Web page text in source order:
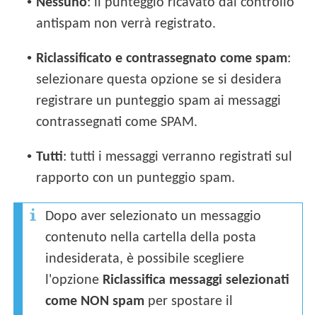
antispam non verrà registrato.
• Riclassificato e contrassegnato come spam:
selezionare questa opzione se si desidera
registrare un punteggio spam ai messaggi
contrassegnati come SPAM.
• Tutti: tutti i messaggi verranno registrati sul
rapporto con un punteggio spam.
Dopo aver selezionato un messaggio
contenuto nella cartella della posta
indesiderata, è possibile scegliere
l'opzione Riclassifica messaggi selezionati
come NON spam per spostare il